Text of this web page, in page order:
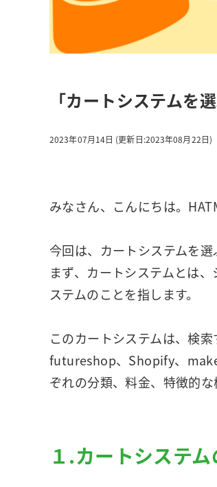
「カートシステムを
2023年07月14日 (更新日:2023年08月22日)
みなさん、こんにちは。
今回は、カートシステムを選
まず、カートシステムとは
ステムのことを指します。
このカートシステムは、検
futureshop、Shopify、
ぞれの分類、料金、特徴的な
１.カートシステ